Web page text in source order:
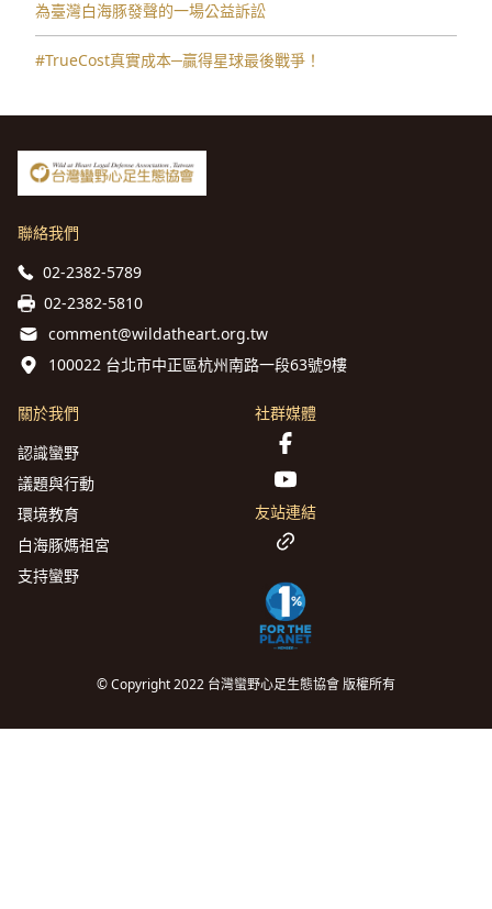
為臺灣白海豚發聲的一場公益訴訟
#TrueCost真實成本─贏得星球最後戰爭！
聯絡我們
02-2382-5789
02-2382-5810
comment@wildatheart.org.tw
100022 台北市中正區杭州南路一段63號9樓
關於我們
認識蠻野
議題與行動
環境教育
白海豚媽祖宮
支持蠻野
社群媒體
友站連結
© Copyright 2022 台灣蠻野心足生態協會 版權所有